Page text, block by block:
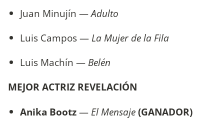
Juan Minujín —Adulto
Luis Campos — La Mujer de la Fila
Luis Machín — Belén
MEJOR ACTRIZ REVELACIÓN
Anika Bootz— El Mensaje(GANADOR)